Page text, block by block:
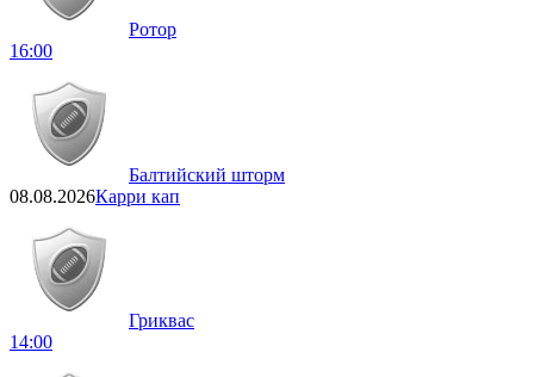
Ротор
16:00
Балтийский шторм
08.08.2026Карри кап
Гриквас
14:00